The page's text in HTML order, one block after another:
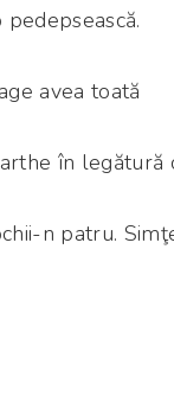
avea toată
în legătură
n patru.